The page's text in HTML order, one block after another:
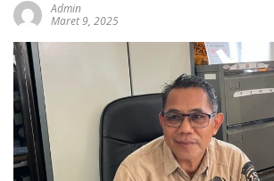
Admin
Maret 9, 2025